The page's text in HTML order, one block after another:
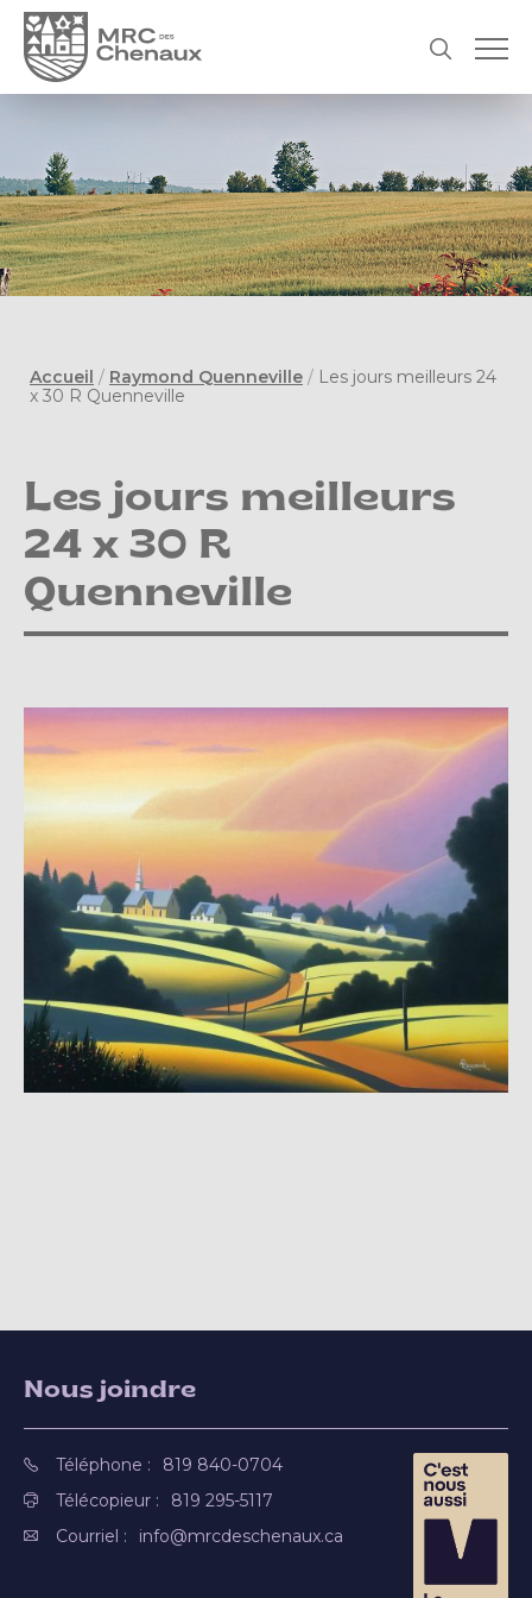
Accueil / Raymond Quenneville / Les jours meilleurs 24
x 30 R Quenneville
Les jours meilleurs
24 x 30 R
Quenneville
Nous joindre
Téléphone :
819 840-0704
Télécopieur :
819 295-5117
Courriel :
info@mrcdeschenaux.ca